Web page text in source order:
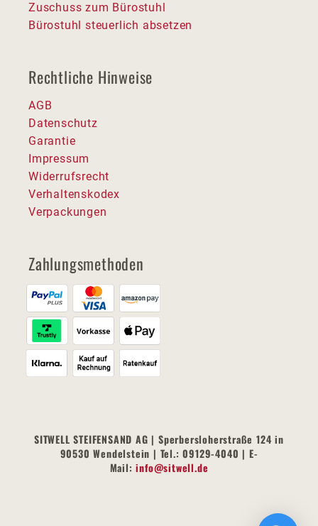
Zuschuss zum Bürostuhl
Bürostuhl steuerlich absetzen
Rechtliche Hinweise
AGB
Datenschutz
Garantie
Impressum
Widerrufsrecht
Verhaltenskodex
Verpackungen
Zahlungsmethoden
SITWELL STEIFENSAND AG | Sperbersloherstraße 124 in
90530 Wendelstein | Tel.: 09129-4040 | E-
Mail:info@sitwell.de